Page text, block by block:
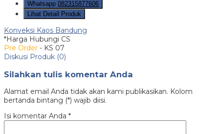
Whatsapp 082315877606
Lihat Detail Produk
Konveksi Kaos Bandung
*Harga Hubungi CS
Pre Order - KS 07
Diskusi Produk (0)
Silahkan tulis komentar Anda
Alamat email Anda tidak akan kami publikasikan. Kolom
bertanda bintang (*) wajib diisi.
Isi komentar Anda *